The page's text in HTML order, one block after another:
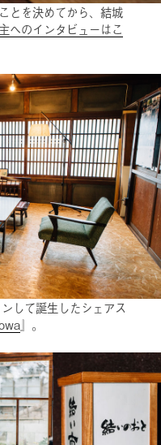
とを決めてから、結城
へのインタビューはこ
して誕生したシェアス
』。